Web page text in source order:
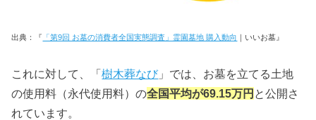
出典：『 「第9回 お墓の消費者全国実態調査」霊園墓地 購入動向 ｜いいお墓』
これに対して、「樹木葬なび」では、お墓を立てる土地
の使用料（永代使用料）の全国平均が69.15万円 と公開さ
れています。